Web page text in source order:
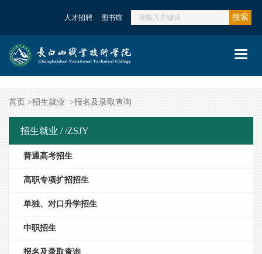
人才招聘 图书馆 搜索
首页 >招生就业 >报名及录取查询
招生就业 //ZSJY
普通高考招生
高职专项扩招招生
单独、对口升学招生
中职招生
报名及录取查询